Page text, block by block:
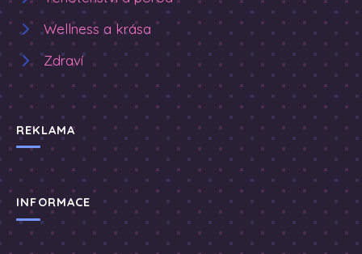
Wellness a krása
Zdraví
REKLAMA
INFORMACE